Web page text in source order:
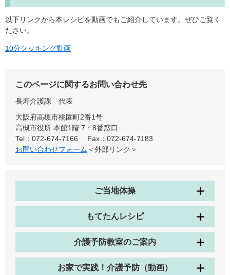
以下リンクから本レシピを動画でもご紹介しています。ぜひご覧く
ださい。
10分クッキング動画
このページに関するお問い合わせ先
長寿介護課
代表
大阪府高槻市桃園町2番1号
高槻市役所 本館1階 7・8番窓口
Tel：072-674-7166
Fax：072-674-7183
お問い合わせフォーム ＜外部リンク＞
ご当地体操
もてたんレシピ
介護予防教室のご案内
お家で実践！介護予防（動画）